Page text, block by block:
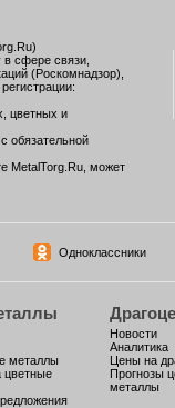
в сфере связи,
(Роскомнадзор),
цветных и
обязательной
MetalTorg.Ru, может
Одноклассники
металлы
цветные
Новости
Аналитика
Цены на
Прогнозы
металлы